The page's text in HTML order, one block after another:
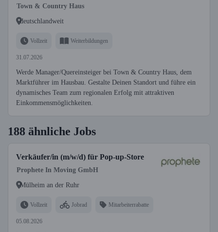
Town & Country Haus
deutschlandweit
Vollzeit Weiterbildungen
31.07.2026
Werde Manager/Quereinsteiger bei Town & Country Haus, dem
Marktführer im Hausbau. Gestalte Deinen Standort und führe ein
dynamisches Team zum regionalen Erfolg mit attraktiven
Einkommensmöglichkeiten.
188 ähnliche Jobs
Verkäufer/in (m/w/d) für Pop-up-Store
Prophete In Moving GmbH
Mülheim an der Ruhr
Vollzeit Jobrad Mitarbeiterrabatte
05.08.2026